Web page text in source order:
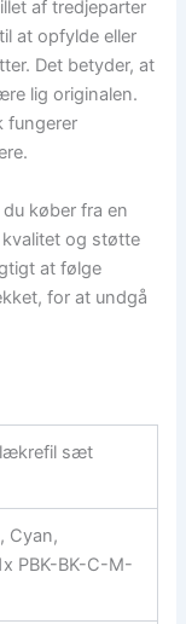
af tredjeparter
at opfylde eller
Det betyder, at
lig originalen.
fungerer
køber fra en
og støtte
at følge
for at undgå
sæt
Cyan,
PBK-BK-C-M-